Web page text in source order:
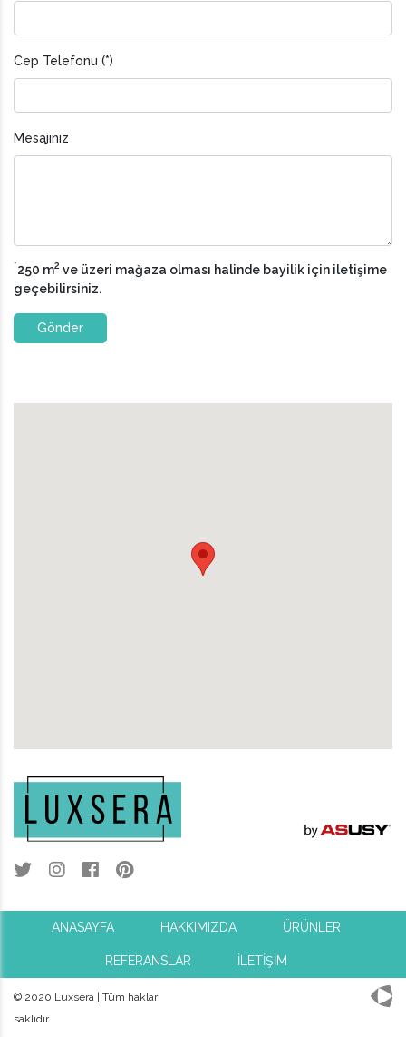
Cep Telefonu (*)
Mesajınız
*250 m2 ve üzeri mağaza olması halinde bayilik için iletişime
geçebilirsiniz.
ANASAYFA HAKKIMIZDA ÜRÜNLER
REFERANSLAR İLETİŞİM
© 2020 Luxsera | Tüm hakları
saklıdır